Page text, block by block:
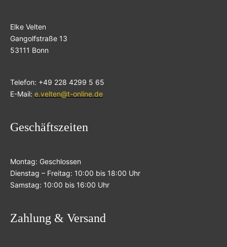
Elke Velten
Gangolfstraße 13
53111 Bonn
Telefon: +49 228 4299 5 65
E-Mail: e.velten@t-online.de
Geschäftszeiten
Montag: Geschlossen
Dienstag – Freitag: 10:00 bis 18:00 Uhr
Samstag: 10:00 bis 16:00 Uhr
Zahlung & Versand